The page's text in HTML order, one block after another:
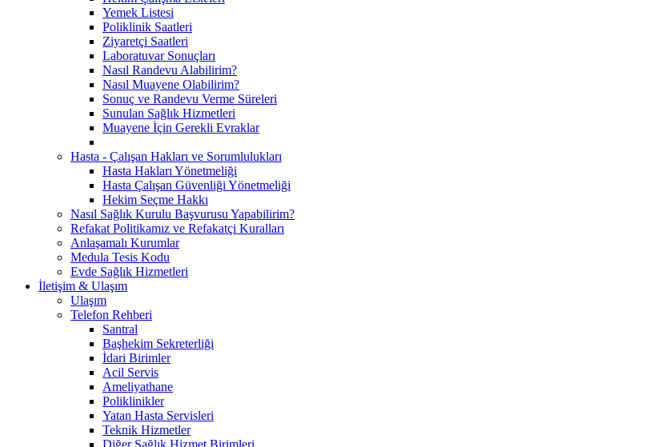
Yemek Listesi
Poliklinik Saatleri
Ziyaretçi Saatleri
Laboratuvar Sonuçları
Nasıl Randevu Alabilirim?
Nasıl Muayene Olabilirim?
Sonuç ve Randevu Verme Süreleri
Sunulan Sağlık Hizmetleri
Muayene İçin Gerekli Evraklar
Hasta - Çalışan Hakları ve Sorumlulukları
Hasta Hakları Yönetmeliği
Hasta Çalışan Güvenliği Yönetmeliği
Hekim Seçme Hakkı
Nasıl Sağlık Kurulu Başvurusu Yapabilirim?
Refakat Politikamız ve Refakatçi Kuralları
Anlaşamalı Kurumlar
Medula Tesis Kodu
Evde Sağlık Hizmetleri
İletişim & Ulaşım
Ulaşım
Telefon Rehberi
Santral
Başhekim Sekreterliği
İdari Birimler
Acil Servis
Ameliyathane
Poliklinikler
Yatan Hasta Servisleri
Teknik Hizmetler
Diğer Sağlık Hizmet Birimleri